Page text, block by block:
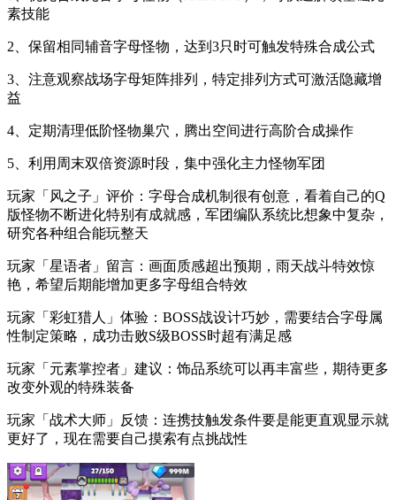
素技能
2、保留相同辅音字母怪物，达到3只时可触发特殊合成公式
3、注意观察战场字母矩阵排列，特定排列方式可激活隐藏增
益
4、定期清理低阶怪物巢穴，腾出空间进行高阶合成操作
5、利用周末双倍资源时段，集中强化主力怪物军团
玩家「风之子」评价：字母合成机制很有创意，看着自己的Q
版怪物不断进化特别有成就感，军团编队系统比想象中复杂，
研究各种组合能玩整天
玩家「星语者」留言：画面质感超出预期，雨天战斗特效惊
艳，希望后期能增加更多字母组合特效
玩家「彩虹猎人」体验：BOSS战设计巧妙，需要结合字母属
性制定策略，成功击败S级BOSS时超有满足感
玩家「元素掌控者」建议：饰品系统可以再丰富些，期待更多
改变外观的特殊装备
玩家「战术大师」反馈：连携技触发条件要是能更直观显示就
更好了，现在需要自己摸索有点挑战性